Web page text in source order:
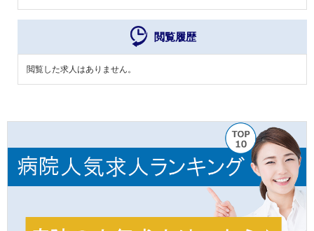
閲覧履歴
閲覧した求人はありません。